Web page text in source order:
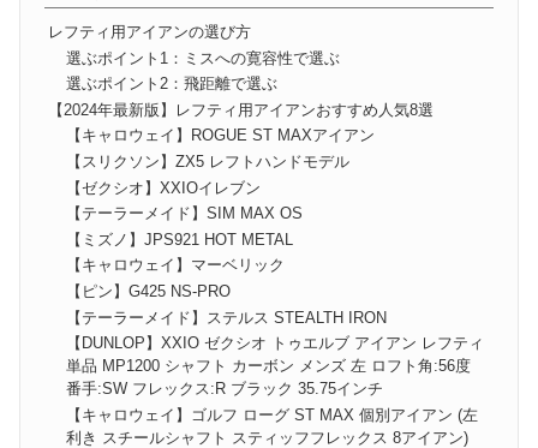
レフティ用アイアンの選び方
選ぶポイント1：ミスへの寛容性で選ぶ
選ぶポイント2：飛距離で選ぶ
【2024年最新版】レフティ用アイアンおすすめ人気8選
【キャロウェイ】ROGUE ST MAXアイアン
【スリクソン】ZX5 レフトハンドモデル
【ゼクシオ】XXIOイレブン
【テーラーメイド】SIM MAX OS
【ミズノ】JPS921 HOT METAL
【キャロウェイ】マーベリック
【ピン】G425 NS-PRO
【テーラーメイド】ステルス STEALTH IRON
【DUNLOP】XXIO ゼクシオ トゥエルブ アイアン レフティ
単品 MP1200 シャフト カーボン メンズ 左 ロフト角:56度
番手:SW フレックス:R ブラック 35.75インチ
【キャロウェイ】ゴルフ ローグ ST MAX 個別アイアン (左
利き スチールシャフト スティッフフレックス 8アイアン)